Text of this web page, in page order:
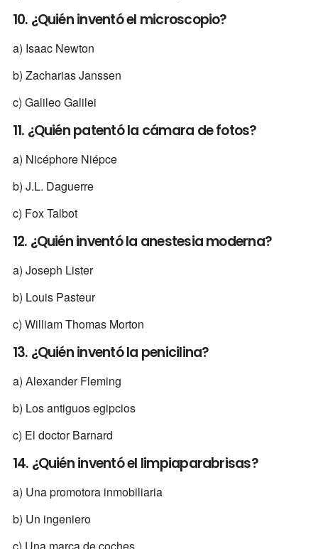
10. ¿Quién inventó el microscopio?
a) Isaac Newton
b) Zacharias Janssen
c) Galileo Galilei
11. ¿Quién patentó la cámara de fotos?
a) Nicéphore Niépce
b) J.L. Daguerre
c) Fox Talbot
12. ¿Quién inventó la anestesia moderna?
a) Joseph Lister
b) Louis Pasteur
c) William Thomas Morton
13. ¿Quién inventó la penicilina?
a) Alexander Fleming
b) Los antiguos egipcios
c) El doctor Barnard
14. ¿Quién inventó el limpiaparabrisas?
a) Una promotora inmobiliaria
b) Un ingeniero
c) Una marca de coches